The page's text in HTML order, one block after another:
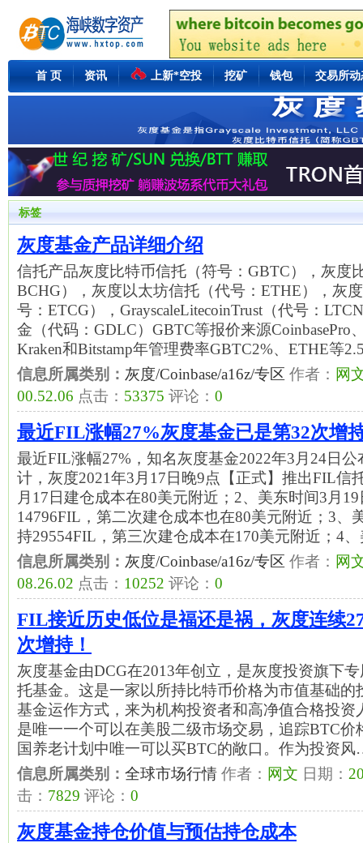
首 页 资讯 上新*空投 挖矿 钱包 交易所动
标签
灰度基金产品详细介绍
信托产品灰度比特币信托（符号：GBTC），灰度
BCHG），灰度以太坊信托（代号：ETHE），灰
号：ETCG），GrayscaleLitecoinTrust（代号：
金（代码：GDLC）GBTC等报价来源
Kraken和Bitstamp年管理费率GBTC2%、ETHE等
信息所属类别： 灰度/Coinbase/a16z/专区 作者： 网
00.52.06 点击： 53375 评论： 0
最近FIL涨幅27%灰度基金已是第32次增
最近FIL涨幅27%，知名灰度基金2022年3月24日
计，灰度2021年3月17日晚9点【正式】推出FIL信
月17日建仓成本在80美元附近；2、美东时间3月
14796FIL，第二次建仓成本也在80美元附近；3、
持29554FIL，第三次建仓成本在170美元附近；4
信息所属类别： 灰度/Coinbase/a16z/专区 作者： 网
08.26.02 点击： 10252 评论： 0
FIL接近历史低位是福还是祸，灰度连续
次增持！
灰度基金由DCG在2013年创立，是灰度投资旗下
托基金。这是一家以所持比特币价格为市值基础的
基金运作方式，来为机构投资者和高净值合格投资
是唯一一个可以在美股二级市场交易，追踪BTC价
国养老计划中唯一可以买BTC的敞口。作为投资
信息所属类别： 全球市场行情 作者： 网文 日期：
击： 7829 评论： 0
灰度基金持仓价值与预估持仓成本